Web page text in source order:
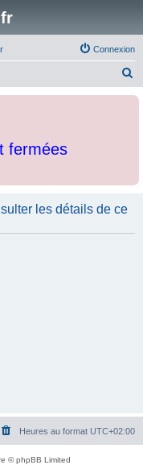
Connexion
c
fermées
les détails de ce
Heures au format UTC+02:00
© phpBB Limited